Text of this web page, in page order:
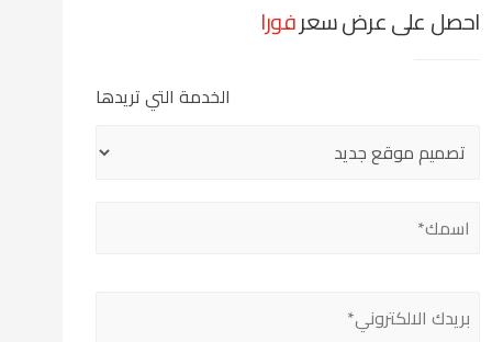
احصل على عرض سعرفورا
الخدمة التي تريدها